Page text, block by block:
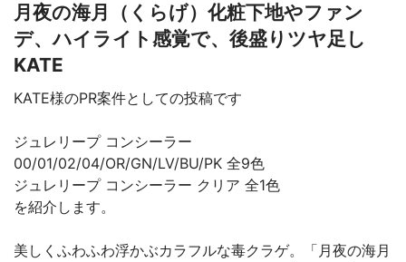
月夜の海月（くらげ）化粧下地やファン
デ、ハイライト感覚で、後盛りツヤ足し
KATE
KATE様のPR案件としての投稿です
ジュレリープ コンシーラー
00/01/02/04/OR/GN/LV/BU/PK 全9色
ジュレリープ コンシーラー クリア 全1色
を紹介します。
美しくふわふわ浮かぶカラフルな毒クラゲ。「月夜の海月